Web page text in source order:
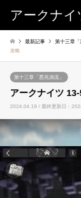
アークナイ
最新記事 第十三章「
攻略
第十三章「悪兆渦流」
アークナイツ
2024.04.19 / 最終更新日：